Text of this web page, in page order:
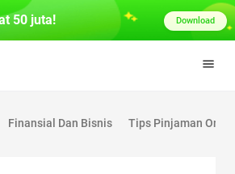
Finansial Dan Bisnis Tips Pinjaman
50 juta! Download